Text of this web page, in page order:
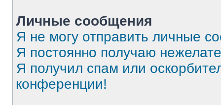
Личные сообщения
Я не могу отправить личные
Я постоянно получаю
Я получил спам или
конференции!